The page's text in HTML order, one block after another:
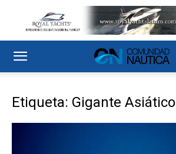
Etiqueta: Gigante Asiático